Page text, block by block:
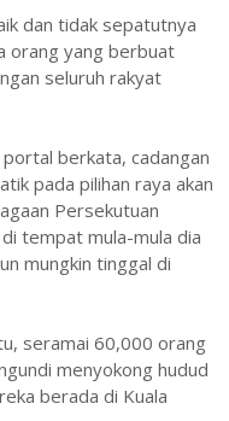
dan tidak sepatutnya
orang yang berbuat
seluruh rakyat
berkata, cadangan
pada pilihan raya akan
Persekutuan
tempat mula-mula dia
mungkin tinggal di
seramai 60,000 orang
menyokong hudud
berada di Kuala